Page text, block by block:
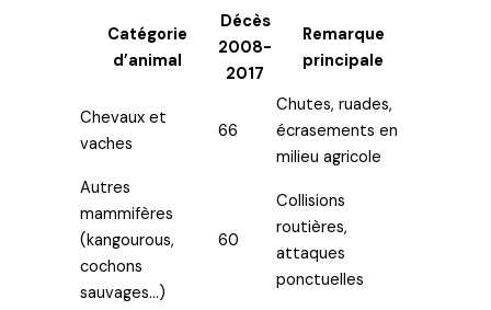
Catégorie
d’animal
Décès
2008-
2017
Remarque
principale
Chevaux et
vaches
66
Chutes, ruades,
écrasements en
milieu agricole
Autres
mammifères
(kangourous,
cochons
sauvages…)
60
Collisions
routières,
attaques
ponctuelles